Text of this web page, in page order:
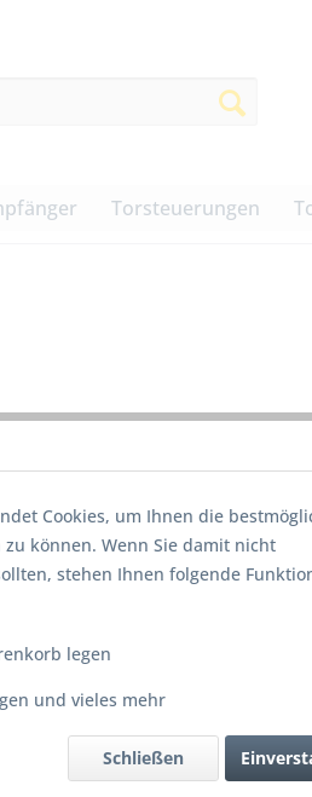
Torsteuerungen
Cookies, um Ihnen die
können. Wenn Sie damit nicht
stehen Ihnen folgende
legen
und vieles mehr
Schließen